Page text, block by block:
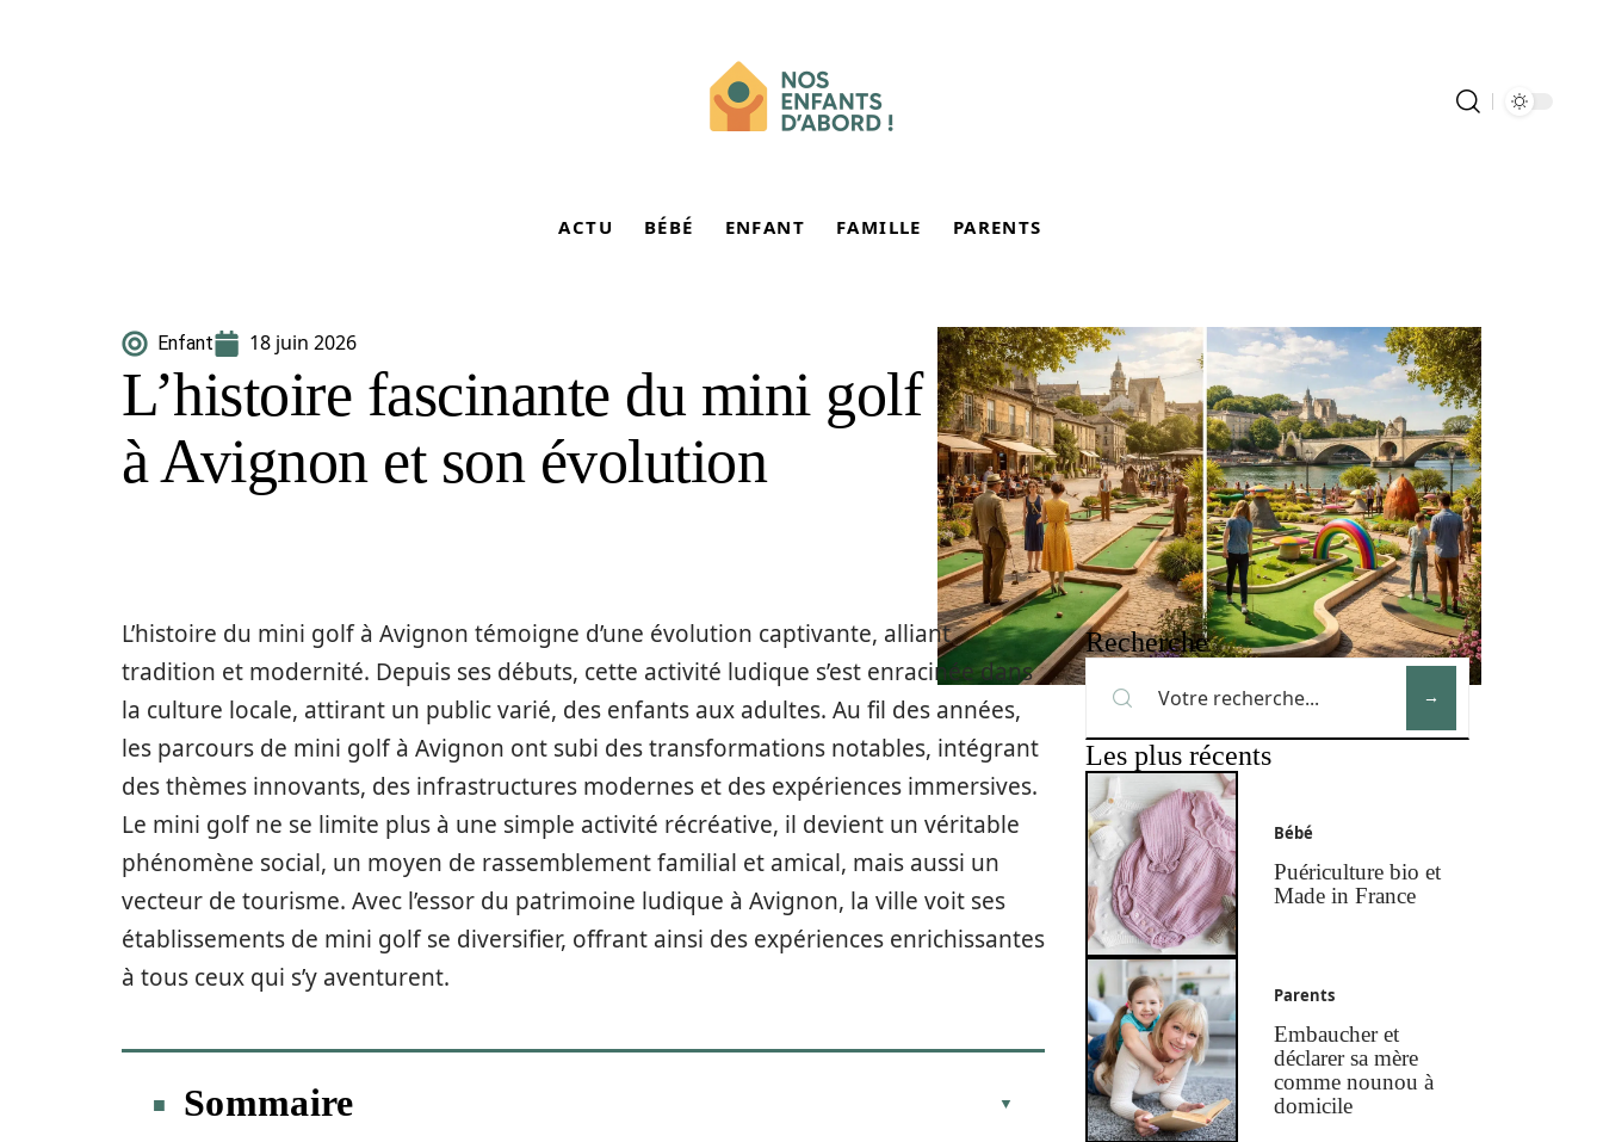
ACTU BÉBÉ ENFANT FAMILLE PARENTS
Enfant 18 juin 2026
L’histoire fascinante du mini golf
à Avignon et son évolution
L’histoire du mini golf à Avignon témoigne d’une évolution captivante, alliant
tradition et modernité. Depuis ses débuts, cette activité ludique s’est enracinée dans
la culture locale, attirant un public varié, des enfants aux adultes. Au fil des années,
les parcours de mini golf à Avignon ont subi des transformations notables, intégrant
des thèmes innovants, des infrastructures modernes et des expériences immersives.
Le mini golf ne se limite plus à une simple activité récréative, il devient un véritable
phénomène social, un moyen de rassemblement familial et amical, mais aussi un
vecteur de tourisme. Avec l’essor du patrimoine ludique à Avignon, la ville voit ses
établissements de mini golf se diversifier, offrant ainsi des expériences enrichissantes
à tous ceux qui s’y aventurent.
Sommaire
Recherche
Les plus récents
Bébé
Puériculture bio et
Made in France
Parents
Embaucher et
déclarer sa mère
comme nounou à
domicile